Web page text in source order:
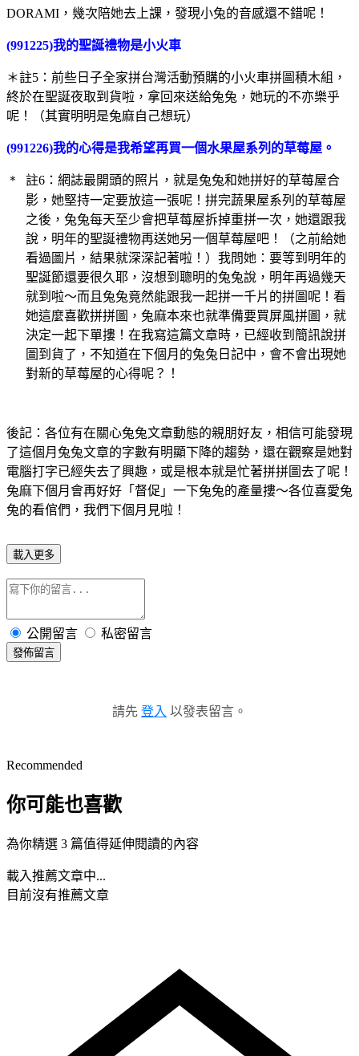
DORAMI，幾次陪她去上課，發現小兔的音感還不錯呢！
(991225)我的聖誕禮物是小火車
＊註5：前些日子全家拼台灣活動預購的小火車拼圖積木組，
終於在聖誕夜取到貨啦，拿回來送給兔兔，她玩的不亦樂乎
呢！（其實明明是兔麻自己想玩）
(991226)我的心得是我希望再買一個水果屋系列的草莓屋。
＊
註6：網誌最開頭的照片，就是兔兔和她拼好的草莓屋合
影，她堅持一定要放這一張呢！拼完蔬果屋系列的草莓屋
之後，兔兔每天至少會把草莓屋拆掉重拼一次，她還跟我
說，明年的聖誕禮物再送她另一個草莓屋吧！（之前給她
看過圖片，結果就深深記著啦！）我問她：要等到明年的
聖誕節還要很久耶，沒想到聰明的兔兔說，明年再過幾天
就到啦～而且兔兔竟然能跟我一起拼一千片的拼圖呢！看
她這麼喜歡拼拼圖，兔麻本來也就準備要買屏風拼圖，就
決定一起下單摟！在我寫這篇文章時，已經收到簡訊說拼
圖到貨了，不知道在下個月的兔兔日記中，會不會出現她
對新的草莓屋的心得呢？！
後記：各位有在關心兔兔文章動態的親朋好友，相信可能發現
了這個月兔兔文章的字數有明顯下降的趨勢，還在觀察是她對
電腦打字已經失去了興趣，或是根本就是忙著拼拼圖去了呢！
兔麻下個月會再好好「督促」一下兔兔的產量摟～各位喜愛兔
兔的看倌們，我們下個月見啦！
載入更多
公開留言 私密留言
發佈留言
請先 登入 以發表留言。
Recommended
你可能也喜歡
為你精選 3 篇值得延伸閱讀的內容
載入推薦文章中...
目前沒有推薦文章